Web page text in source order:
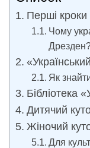
Перші кроки
Чому
Як
Бібліотека
Дитячий
Жіночий
Для